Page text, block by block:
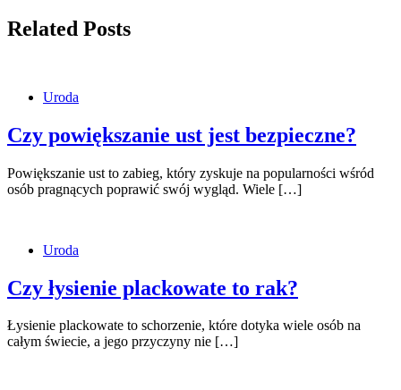
Related Posts
Uroda
Czy powiększanie ust jest bezpieczne?
Powiększanie ust to zabieg, który zyskuje na popularności wśród
osób pragnących poprawić swój wygląd. Wiele […]
Uroda
Czy łysienie plackowate to rak?
Łysienie plackowate to schorzenie, które dotyka wiele osób na
całym świecie, a jego przyczyny nie […]